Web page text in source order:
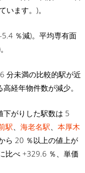
います。)。
％減)。平均専有面
分未満の比較的駅が近
経年物件数が減少。
下がりした駅数は 5
駅、 海老名駅、 本厚木
ら 20 ％以上の値上が
比べ +329.6 ％、単価